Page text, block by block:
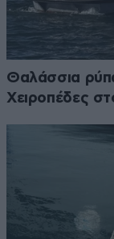
Θαλάσσια
Χειροπέδες